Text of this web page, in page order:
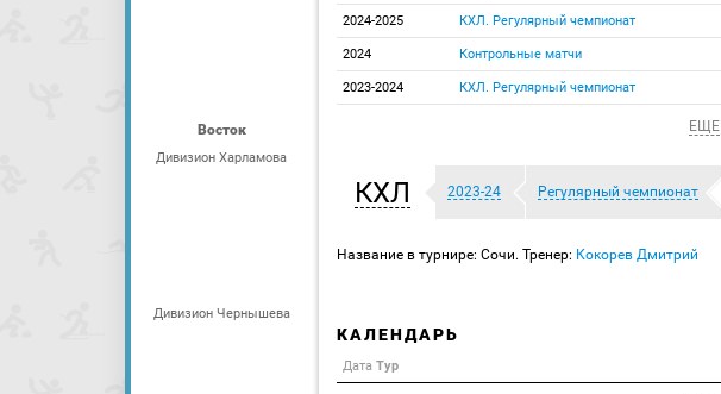
Восток
Дивизион Харламова
Дивизион Чернышева
2024-2025 КХЛ. Регулярный чемпионат
2024 Контрольные матчи
2023-2024 КХЛ. Регулярный чемпионат
ЕЩЕ
КХЛ 2023-24 Регулярный чемпионат
Название в турнире: Сочи. Тренер: Кокорев Дмитрий
КАЛЕНДАРЬ
Дата Тур